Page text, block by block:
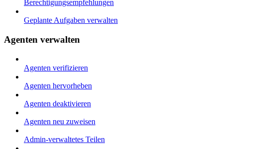
Berechtigungsempfehlungen
Geplante Aufgaben verwalten
Agenten verwalten
Agenten verifizieren
Agenten hervorheben
Agenten deaktivieren
Agenten neu zuweisen
Admin-verwaltetes Teilen